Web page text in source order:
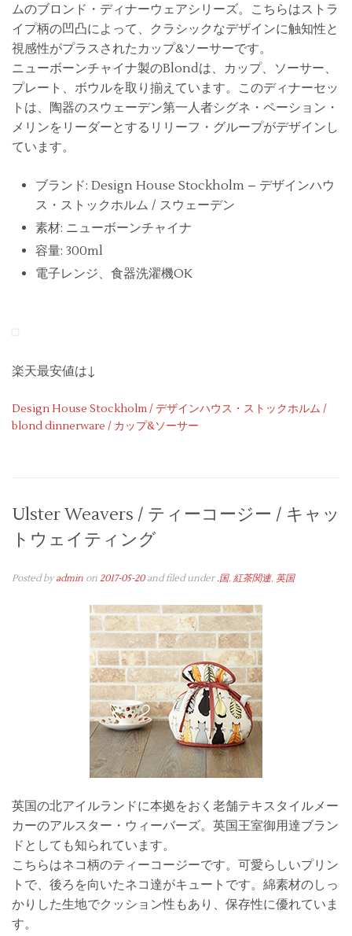
ムのブロンド・ディナーウェアシリーズ。こちらはストラ
イプ柄の凹凸によって、クラシックなデザインに触知性と
視感性がプラスされたカップ&ソーサーです。
ニューボーンチャイナ製のBlondは、カップ、ソーサー、
プレート、ボウルを取り揃えています。このディナーセッ
トは、陶器のスウェーデン第一人者シグネ・ペーション・
メリンをリーダーとするリリーフ・グループがデザインし
ています。
ブランド: Design House Stockholm – デザインハウ
ス・ストックホルム / スウェーデン
素材: ニューボーンチャイナ
容量: 300ml
電子レンジ、食器洗濯機OK
楽天最安値は↓
Design House Stockholm / デザインハウス・ストックホルム /
blond dinnerware / カップ&ソーサー
Ulster Weavers / ティーコージー / キャッ
トウェイティング
Posted byadmin on 2017-05-20 and filed under .国, 紅茶関連, 英国
英国の北アイルランドに本拠をおく老舗テキスタイルメー
カーのアルスター・ウィーバーズ。英国王室御用達ブラン
ドとしても知られています。
こちらはネコ柄のティーコージーです。可愛らしいプリン
トで、後ろを向いたネコ達がキュートです。綿素材のしっ
かりした生地でクッション性もあり、保存性に優れていま
す。